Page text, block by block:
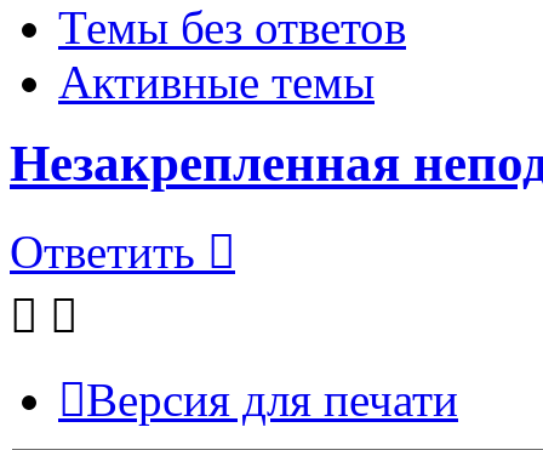
Темы без ответов
Активные темы
Незакрепленная
Ответить
Версия для печати